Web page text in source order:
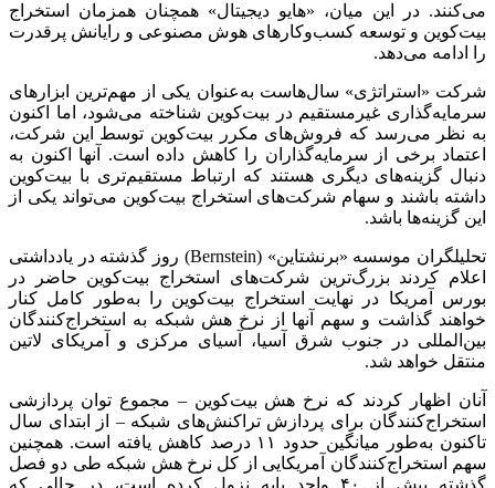
می‌کنند. در این میان، «هایو دیجیتال» همچنان همزمان استخراج
بیت‌کوین و توسعه کسب‌وکارهای هوش مصنوعی و رایانش پرقدرت
را ادامه می‌دهد.
شرکت «استراتژی» سال‌هاست به‌عنوان یکی از مهم‌ترین ابزارهای
سرمایه‌گذاری غیرمستقیم در بیت‌کوین شناخته می‌شود، اما اکنون
به نظر می‌رسد که فروش‌های مکرر بیت‌کوین توسط این شرکت،
اعتماد برخی از سرمایه‌گذاران را کاهش داده است. آنها اکنون به
دنبال گزینه‌های دیگری هستند که ارتباط مستقیم‌تری با بیت‌کوین
داشته باشند و سهام شرکت‌های استخراج بیت‌کوین می‌تواند یکی از
این گزینه‌ها باشد.
تحلیلگران موسسه «برنشتاین» (Bernstein) روز گذشته در یادداشتی
اعلام کردند بزرگ‌ترین شرکت‌های استخراج بیت‌کوین حاضر در
بورس آمریکا در نهایت استخراج بیت‌کوین را به‌طور کامل کنار
خواهند گذاشت و سهم آنها از نرخ هش شبکه به استخراج‌کنندگان
بین‌المللی در جنوب شرق آسیا، آسیای مرکزی و آمریکای لاتین
منتقل خواهد شد.
آنان اظهار کردند که نرخ هش بیت‌کوین – مجموع توان پردازشی
استخراج‌کنندگان برای پردازش تراکنش‌های شبکه – از ابتدای سال
تاکنون به‌طور میانگین حدود ۱۱ درصد کاهش یافته است. همچنین
سهم استخراج‌کنندگان آمریکایی از کل نرخ هش شبکه طی دو فصل
گذشته بیش از ۴۰ واحد پایه نزول کرده است، در حالی که